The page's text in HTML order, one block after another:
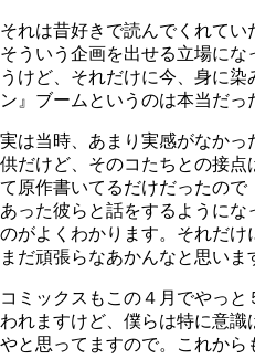
それは昔好きで読んでくれて
そういう企画を出せる立場にな
うけど、それだけに今、身に
ン』ブームというのは本当だっ
実は当時、あまり実感がなか
供だけど、そのコたちとの接点
て原作書いてるだけだったので
あった彼らと話をするように
のがよくわかります。それだ
まだ頑張らなあかんなと思いま
コミックスもこの４月でやっ
われますけど、僕らは特に意
やと思ってますので。これから